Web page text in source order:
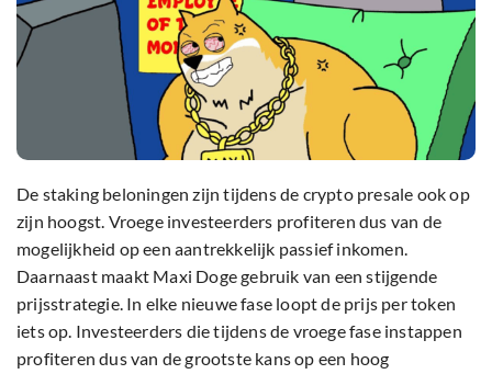
De staking beloningen zijn tijdens de crypto presale ook op
zijn hoogst. Vroege investeerders profiteren dus van de
mogelijkheid op een aantrekkelijk passief inkomen.
Daarnaast maakt Maxi Doge gebruik van een stijgende
prijsstrategie. In elke nieuwe fase loopt de prijs per token
iets op. Investeerders die tijdens de vroege fase instappen
profiteren dus van de grootste kans op een hoog